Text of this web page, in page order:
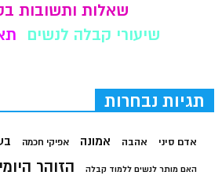
שאלות ותשובות
שיעורי קבלה לנשים
תגיות נבחרות
אדם סיני אהבה אמונה אפיקי חכמה
האם מותר לנשים ללמוד קבלה הזוהר היומי